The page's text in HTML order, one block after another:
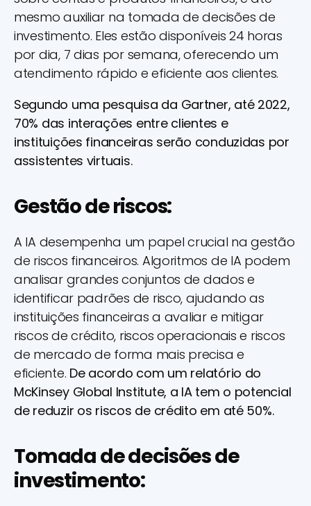
mesmo auxiliar na tomada de decisões de
investimento. Eles estão disponíveis 24 horas
por dia, 7 dias por semana, oferecendo um
atendimento rápido e eficiente aos clientes.
Segundo uma pesquisa da Gartner, até 2022,
70% das interações entre clientes e
instituições financeiras serão conduzidas por
assistentes virtuais.
Gestão de riscos:
A IA desempenha um papel crucial na gestão
de riscos financeiros. Algoritmos de IA podem
analisar grandes conjuntos de dados e
identificar padrões de risco, ajudando as
instituições financeiras a avaliar e mitigar
riscos de crédito, riscos operacionais e riscos
de mercado de forma mais precisa e
eficiente. De acordo com um relatório do
McKinsey Global Institute, a IA tem o potencial
de reduzir os riscos de crédito em até 50%.
Tomada de decisões de
investimento: